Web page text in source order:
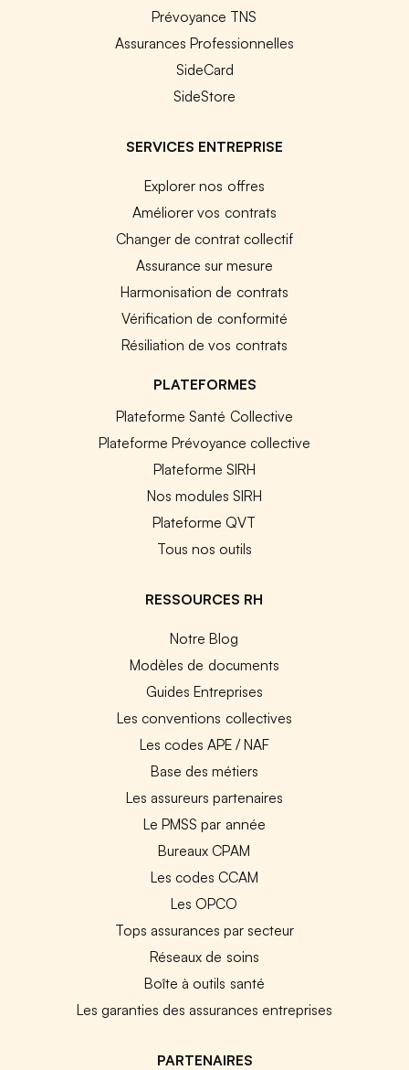
Prévoyance TNS
Assurances Professionnelles
SideCard
SideStore
SERVICES ENTREPRISE
Explorer nos offres
Améliorer vos contrats
Changer de contrat collectif
Assurance sur mesure
Harmonisation de contrats
Vérification de conformité
Résiliation de vos contrats
PLATEFORMES
Plateforme Santé Collective
Plateforme Prévoyance collective
Plateforme SIRH
Nos modules SIRH
Plateforme QVT
Tous nos outils
RESSOURCES RH
Notre Blog
Modèles de documents
Guides Entreprises
Les conventions collectives
Les codes APE / NAF
Base des métiers
Les assureurs partenaires
Le PMSS par année
Bureaux CPAM
Les codes CCAM
Les OPCO
Tops assurances par secteur
Réseaux de soins
Boîte à outils santé
Les garanties des assurances entreprises
PARTENAIRES